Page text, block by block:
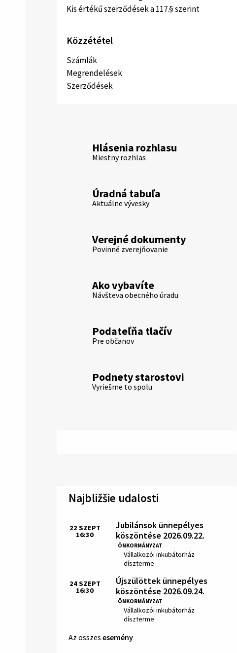
Kis értékű szerződések a 117.§ szerint
Közzététel
Számlák
Megrendelések
Szerződések
Hlásenia rozhlasu
Miestny rozhlas
Úradná tabuľa
Aktuálne vývesky
Verejné dokumenty
Povinné zverejňovanie
Ako vybavíte
Návšteva obecného úradu
Podateľňa tlačív
Pre občanov
Podnety starostovi
Vyriešme to spolu
Najbližšie udalosti
Jubilánsok ünnepélyes
köszöntése 2026.09.22.
ÖNKORMÁNYZAT
Hely:
Vállalkozói inkubátorház
díszterme
Idő:
22 SZEPT
16:30
Újszülöttek ünnepélyes
köszöntése 2026.09.24.
ÖNKORMÁNYZAT
Hely:
Vállalkozói inkubátorház
díszterme
Idő:
24SZEPT
16:30
Az összes esemény